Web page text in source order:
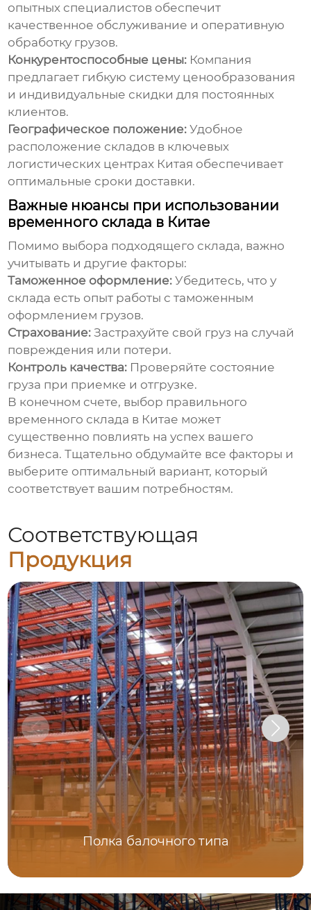
опытных специалистов обеспечит
качественное обслуживание и оперативную
обработку грузов.
Конкурентоспособные цены: Компания
предлагает гибкую систему ценообразования
и индивидуальные скидки для постоянных
клиентов.
Географическое положение: Удобное
расположение складов в ключевых
логистических центрах Китая обеспечивает
оптимальные сроки доставки.
Важные нюансы при использовании
временного склада в Китае
Помимо выбора подходящего склада, важно
учитывать и другие факторы:
Таможенное оформление: Убедитесь, что у
склада есть опыт работы с таможенным
оформлением грузов.
Страхование: Застрахуйте свой груз на случай
повреждения или потери.
Контроль качества: Проверяйте состояние
груза при приемке и отгрузке.
В конечном счете, выбор правильного
временного склада в Китае может
существенно повлиять на успех вашего
бизнеса. Тщательно обдумайте все факторы и
выберите оптимальный вариант, который
соответствует вашим потребностям.
Соответствующая
Продукция
Полка балочного типа